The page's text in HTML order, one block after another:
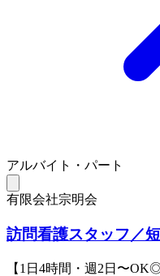
アルバイト・パート
有限会社宗明会
訪問看護スタッフ／
【1日4時間・週2日〜